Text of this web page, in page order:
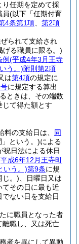
任期を定めて採
員(以下「任期付育
4条第1項
第2項
られて支給され
げる職員に限る。)
(平成4年3月王寺
う。)附則第2項
は第4項の規定に
に規定する算出
ときは、その端数
て得た額とす
料の支給日は、 同
という。)による
祝日法による休日
成6年12月王寺町
いう。)第9条に規
じ。) 、日曜日又は
その日に最も近
ない日を支給日
に職員となった者
離職し、又は死亡
者を異にして異動